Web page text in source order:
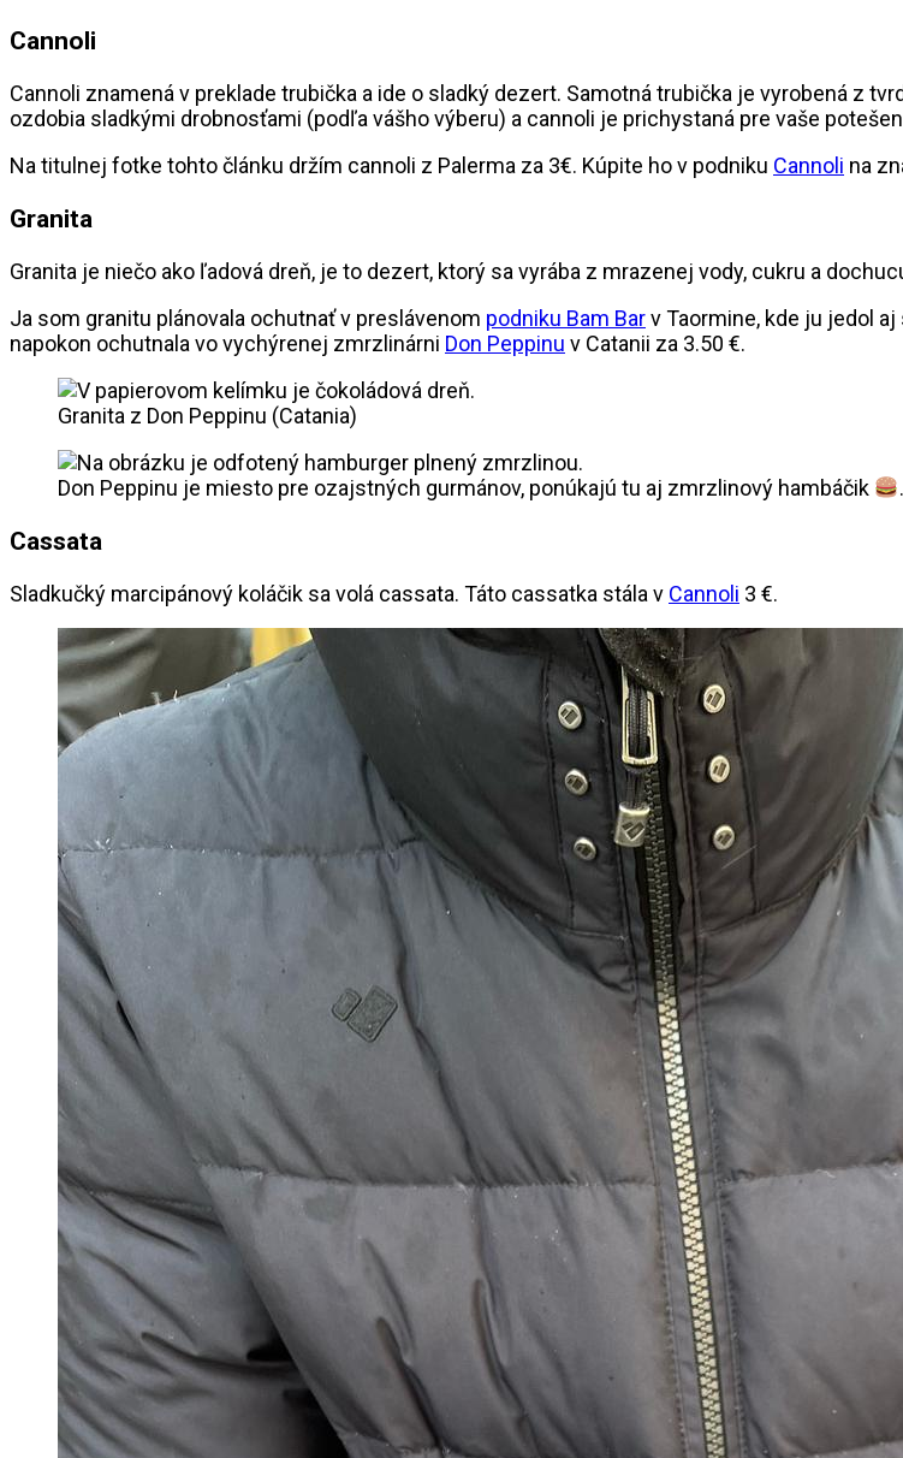
Cannoli
Cannoli znamená v preklade trubička a ide o sladký dezert. Samotná trubička je vyrobená z
ozdobia sladkými drobnosťami (podľa vášho výberu) a cannoli je prichystaná pre vaše
Na titulnej fotke tohto článku držím cannoli z Palerma za 3€. Kúpite ho v podniku Cannoli na
Granita
Granita je niečo ako ľadová dreň, je to dezert, ktorý sa vyrába z mrazenej vody, cukru a
Ja som granitu plánovala ochutnať v preslávenom podniku Bam Barv Taormine, kde ju jedol
napokon ochutnala vo vychýrenej zmrzlinárni Don Peppinu v Catanii za 3.50 €.
Granita z Don Peppinu (Catania)
Don Peppinu je miesto pre ozajstných gurmánov, ponúkajú tu aj zmrzlinový hambáčik .
Cassata
Sladkučký marcipánový koláčik sa volá cassata. Táto cassatka stála v Cannoli 3 €.